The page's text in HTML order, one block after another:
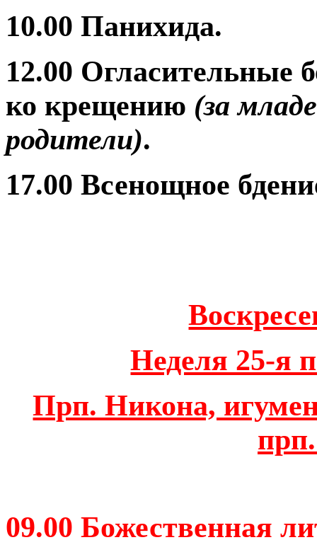
10.00 Панихида.
12.00 Огласительные
ко крещению (за
родители).
17.00 Всенощное
Неделя 25-я
Прп. Никона,
09.00 Божественная